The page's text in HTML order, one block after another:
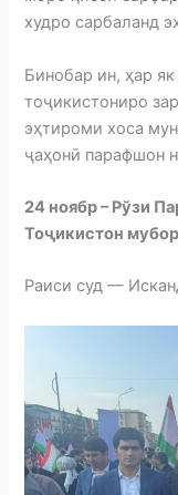
худро сарбаланд
Бинобар ин, ҳар
тоҷикистониро
эҳтироми хоса
ҷаҳонӣ парафшон
24 ноябр – Рўзи
Тоҷикистон
Раиси суд —